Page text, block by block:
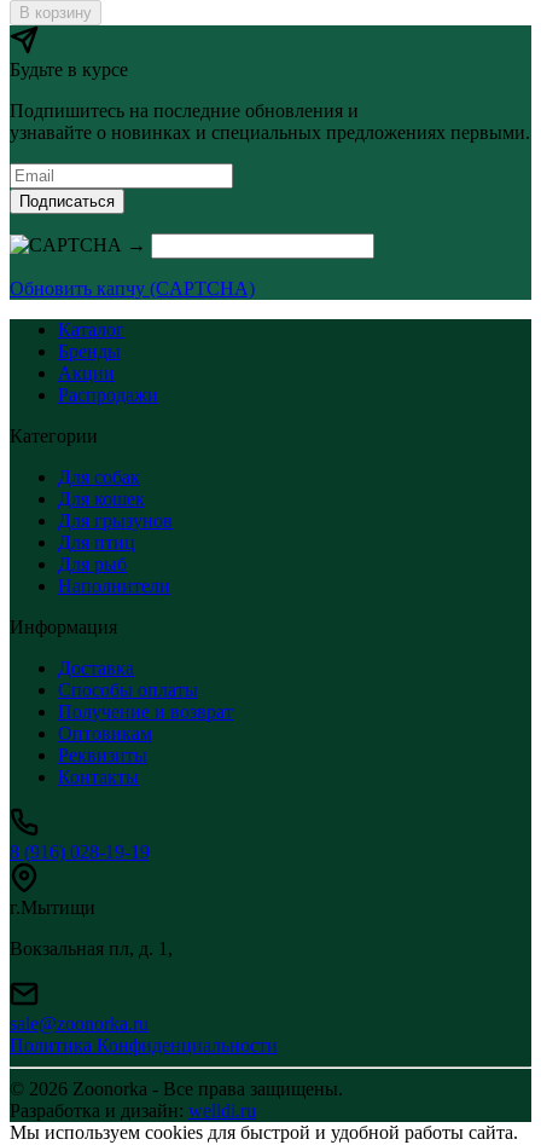
В корзину
Будьте в курсе
Подпишитесь на последние обновления и
узнавайте о новинках и специальных предложениях первыми.
Подписаться
→
Обновить капчу (CAPTCHA)
Каталог
Бренды
Акции
Распродажи
Категории
Для собак
Для кошек
Для грызунов
Для птиц
Для рыб
Наполнители
Информация
Доставка
Способы оплаты
Получение и возврат
Оптовикам
Реквизиты
Контакты
8 (916) 028-19-19
г.Мытищи
Вокзальная пл, д. 1,
sale@zoonorka.ru
Политика Конфиденциальности
© 2026 Zoonorka - Все права защищены.
Разработка и дизайн: welldi.ru
Мы используем cookies для быстрой и удобной работы сайта.